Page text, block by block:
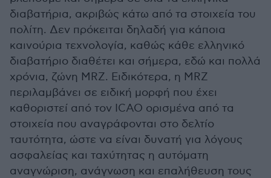
διαβατήρια, ακριβώς κάτω από τα στοιχεία του
πολίτη. Δεν πρόκειται δηλαδή για κάποια
καινούρια τεχνολογία, καθώς κάθε ελληνικό
διαβατήριο διαθέτει και σήμερα, εδώ και πολλά
χρόνια, ζώνη MRZ. Ειδικότερα, η MRZ
περιλαμβάνει σε ειδική μορφή που έχει
καθοριστεί από τον ΙCAO ορισμένα από τα
στοιχεία που αναγράφονται στο δελτίο
ταυτότητα, ώστε να είναι δυνατή για λόγους
ασφαλείας και ταχύτητας η αυτόματη
αναγνώριση, ανάγνωση και επαλήθευση τους